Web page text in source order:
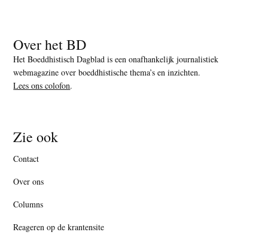
Over het BD
Het Boeddhistisch Dagblad is een onafhankelijk journalistiek
webmagazine over boeddhistische thema’s en inzichten.
Lees ons colofon.
Zie ook
Contact
Over ons
Columns
Reageren op de krantensite